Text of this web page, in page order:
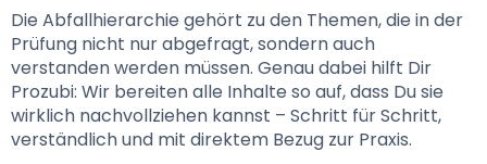
Die Abfallhierarchie gehört zu den Themen, die in der
Prüfung nicht nur abgefragt, sondern auch
verstanden werden müssen. Genau dabei hilft Dir
Prozubi: Wir bereiten alle Inhalte so auf, dass Du sie
wirklich nachvollziehen kannst – Schritt für Schritt,
verständlich und mit direktem Bezug zur Praxis.